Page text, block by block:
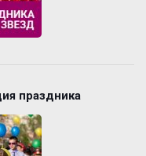
праздника